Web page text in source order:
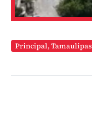
Principal,Tamaulipas